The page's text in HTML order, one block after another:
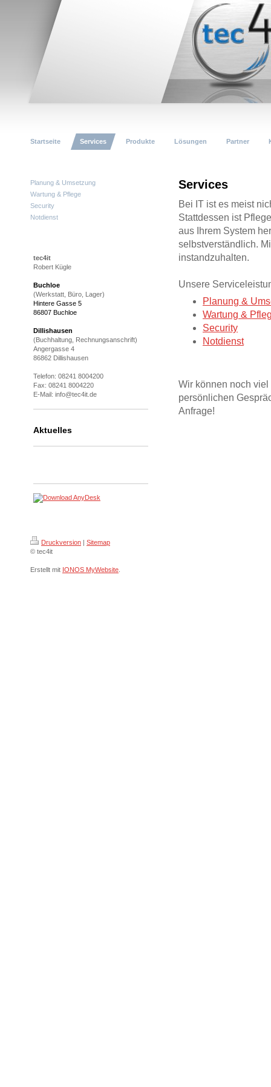
Startseite Services Produkte Lösungen Partner
Planung & Umsetzung
Wartung & Pflege
Security
Notdienst
tec4it
Robert Kügle
Buchloe
(Werkstatt, Büro, Lager)
Hintere Gasse 5
86807 Buchloe
Dillishausen
(Buchhaltung, Rechnungsanschrift)
Angergasse 4
86862 Dillishausen
Telefon: 08241 8004200
Fax: 08241 8004220
E-Mail: info@tec4it.de
Aktuelles
Services
Bei IT ist es meist
Stattdessen ist
aus Ihrem System
selbstverständlich.
instandzuhalten.
Unsere
Planung &
Wartung &
Security
Notdienst
Wir können noch
persönlichen
Anfrage!
Druckversion | Sitemap
© tec4it
Erstellt mit IONOS MyWebsite